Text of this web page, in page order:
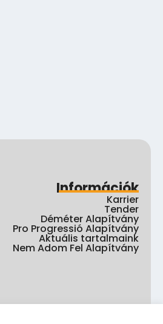
Információk
Karrier
Tender
Déméter Alapítvány
Pro Progressió Alapítvány
Aktuális tartalmaink
Nem Adom Fel Alapítvány